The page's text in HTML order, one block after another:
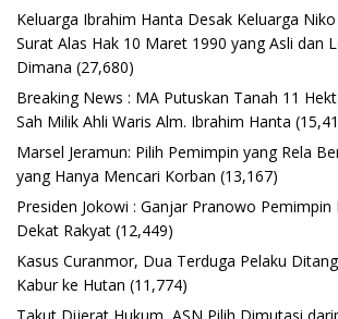
Keluarga Ibrahim Hanta Desak Keluarga
Surat Alas Hak 10 Maret 1990 yang Asli dan
Dimana (27,680)
Breaking News : MA Putuskan Tanah 11
Sah Milik Ahli Waris Alm. Ibrahim Hanta
Marsel Jeramun: Pilih Pemimpin yang Rela
yang Hanya Mencari Korban (13,167)
Presiden Jokowi : Ganjar Pranowo Pemimpin
Dekat Rakyat (12,449)
Kasus Curanmor, Dua Terduga Pelaku
Kabur ke Hutan (11,774)